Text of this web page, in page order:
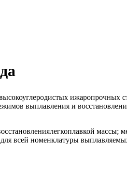
ижаропрочных
выплавления и
массы;
всей номенклатуры